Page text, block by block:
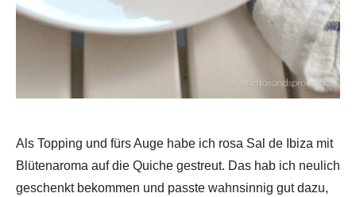
Als Topping und fürs Auge habe ich rosa Sal de Ibiza mit
Blütenaroma auf die Quiche gestreut. Das hab ich neulich
geschenkt bekommen und passte wahnsinnig gut dazu,